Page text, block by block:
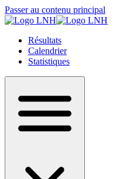
Passer au contenu principal
Résultats
Calendrier
Statistiques